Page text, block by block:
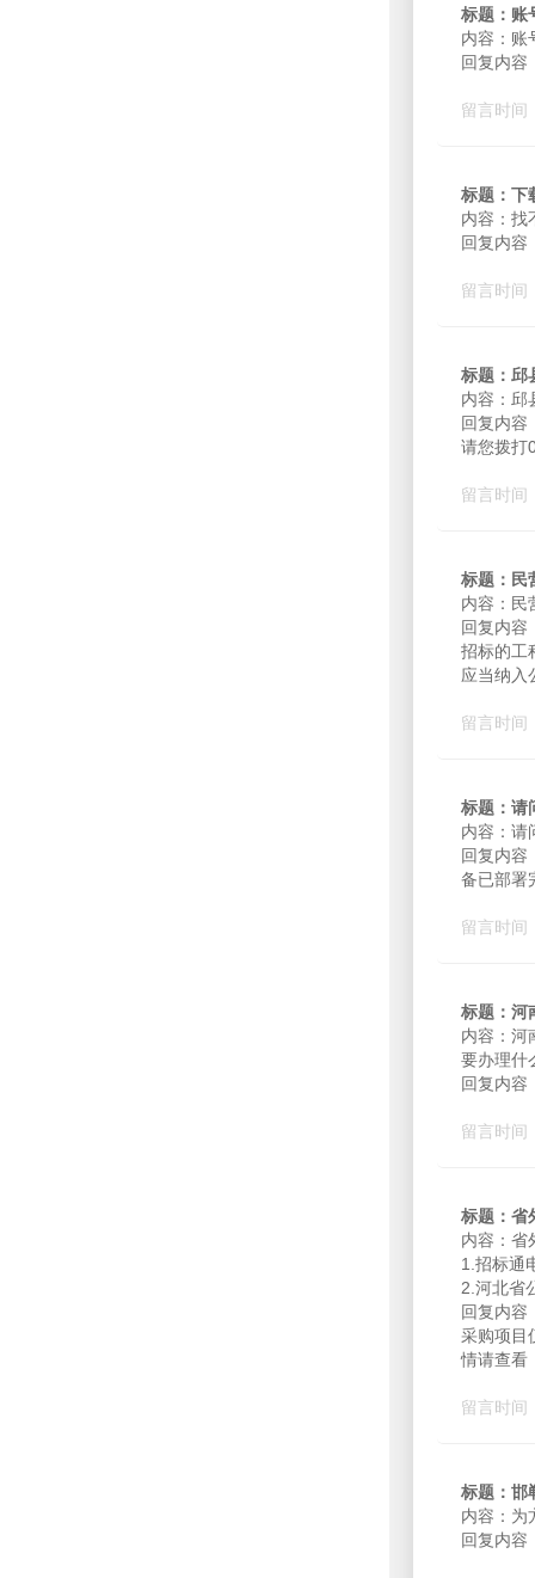
标题：账
内容：
回复内容
留言时间
标题：下
内容：找
回复内容
留言时间
标题：邱
内容：邱
回复内容
请您拨打
留言时间
标题：民
内容：民
回复内容
招标的工
应当纳入
留言时间
标题：请
内容：请
回复内容
备已部署
留言时间
标题：河
内容：河
要办理什
回复内容
留言时间
标题：省
内容：省
1.招标通
2.河北省
回复内容
采购项目
情请查看
留言时间
标题：邯
内容：为
回复内容